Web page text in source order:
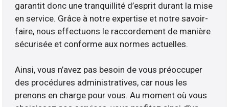
garantit donc une tranquillité d’esprit durant la mise
en service. Grâce à notre expertise et notre savoir-
faire, nous effectuons le raccordement de manière
sécurisée et conforme aux normes actuelles.
Ainsi, vous n’avez pas besoin de vous préoccuper
des procédures administratives, car nous les
prenons en charge pour vous. Au moment où vous